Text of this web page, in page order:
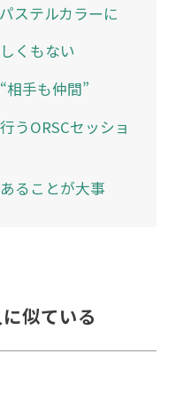
ステルカラーに
くもない
相手も仲間”
うORSCセッショ
ることが大事
似ている